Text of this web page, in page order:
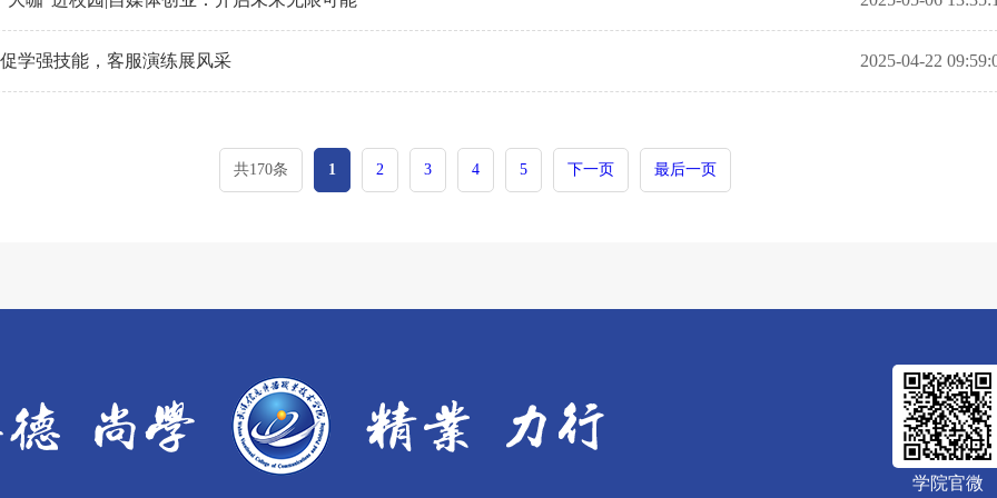
学强技能，客服演练展风采 2025-04-22
共170条 1 2 3 4 5 下一页 最后一页
学院官微